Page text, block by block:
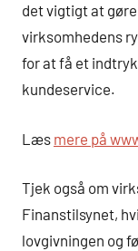
det vigtigt at
virksomhedens
for at få et
kundeservice.
Læs mere på
Tjek også om
Finanstilsynet,
lovgivningen og